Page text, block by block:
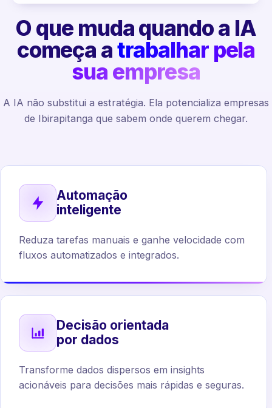
O que muda quando a IA
começa atrabalhar pela
sua empresa
A IA não substitui a estratégia. Ela potencializa empresas
de Ibirapitanga que sabem onde querem chegar.
Automação
inteligente
Reduza tarefas manuais e ganhe velocidade com
fluxos automatizados e integrados.
Decisão orientada
por dados
Transforme dados dispersos em insights
acionáveis para decisões mais rápidas e seguras.